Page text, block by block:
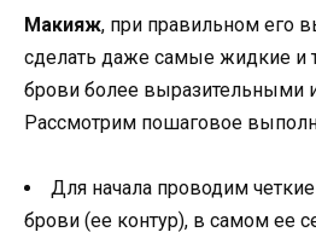
Макияж, при правильном его
сделать даже самые жидкие и
брови более выразительными
Рассмотрим пошаговое
Для начала проводим
брови (ее контур), в самом ее